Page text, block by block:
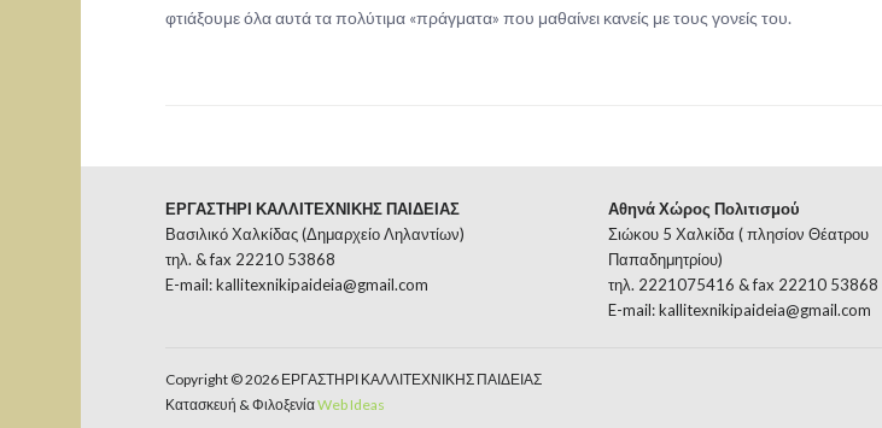
φτιάξουμε όλα αυτά τα πολύτιμα «πράγματα» που μαθαίνει κανείς με τους γονείς του.
ΕΡΓΑΣΤΗΡΙ ΚΑΛΛΙΤΕΧΝΙΚΗΣ ΠΑΙΔΕΙΑΣ
Βασιλικό Χαλκίδας (Δημαρχείο Ληλαντίων)
τηλ. & fax 22210 53868
E-mail:kallitexnikipaideia@gmail.com
Αθηνά Χώρος Πολιτισμού
Σιώκου 5 Χαλκίδα ( πλησίον Θέατρου
Παπαδημητρίου)
τηλ. 2221075416 & fax 22210 53868
E-mail:kallitexnikipaideia@gmail.com
Copyright © 2026 ΕΡΓΑΣΤΗΡΙ ΚΑΛΛΙΤΕΧΝΙΚΗΣ ΠΑΙΔΕΙΑΣ
Κατασκευή & ΦιλοξενίαWeb Ideas